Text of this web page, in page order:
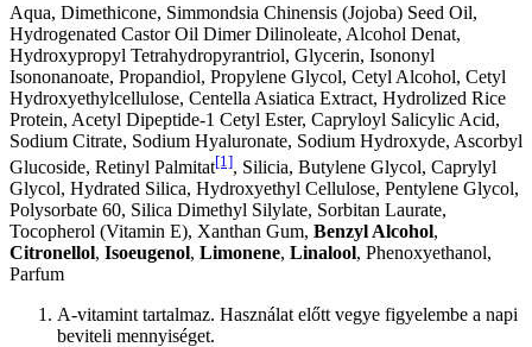
Aqua, Dimethicone, Simmondsia Chinensis (Jojoba) Seed Oil,
Hydrogenated Castor Oil Dimer Dilinoleate, Alcohol Denat,
Hydroxypropyl Tetrahydropyrantriol, Glycerin, Isononyl
Isononanoate, Propandiol, Propylene Glycol, Cetyl Alcohol, Cetyl
Hydroxyethylcellulose, Centella Asiatica Extract, Hydrolized Rice
Protein, Acetyl Dipeptide-1 Cetyl Ester, Capryloyl Salicylic Acid,
Sodium Citrate, Sodium Hyaluronate, Sodium Hydroxyde, Ascorbyl
Glucoside, Retinyl Palmitat[1], Silicia, Butylene Glycol, Caprylyl
Glycol, Hydrated Silica, Hydroxyethyl Cellulose, Pentylene Glycol,
Polysorbate 60, Silica Dimethyl Silylate, Sorbitan Laurate,
Tocopherol (Vitamin E), Xanthan Gum, Benzyl Alcohol,
Citronellol, Isoeugenol, Limonene, Linalool, Phenoxyethanol,
Parfum
A-vitamint tartalmaz. Használat előtt vegye figyelembe a napi
beviteli mennyiséget.